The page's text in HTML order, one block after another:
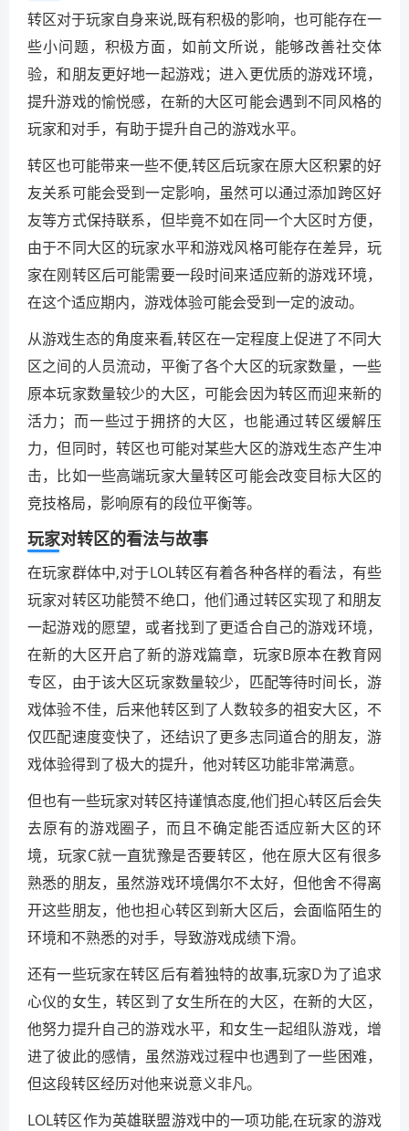
转区对于玩家自身来说,既有积极的影响，也可能存在一
些小问题，积极方面，如前文所说，能够改善社交体
验，和朋友更好地一起游戏；进入更优质的游戏环境，
提升游戏的愉悦感，在新的大区可能会遇到不同风格的
玩家和对手，有助于提升自己的游戏水平。
转区也可能带来一些不便,转区后玩家在原大区积累的好
友关系可能会受到一定影响，虽然可以通过添加跨区好
友等方式保持联系，但毕竟不如在同一个大区时方便，
由于不同大区的玩家水平和游戏风格可能存在差异，玩
家在刚转区后可能需要一段时间来适应新的游戏环境，
在这个适应期内，游戏体验可能会受到一定的波动。
从游戏生态的角度来看,转区在一定程度上促进了不同大
区之间的人员流动，平衡了各个大区的玩家数量，一些
原本玩家数量较少的大区，可能会因为转区而迎来新的
活力；而一些过于拥挤的大区，也能通过转区缓解压
力，但同时，转区也可能对某些大区的游戏生态产生冲
击，比如一些高端玩家大量转区可能会改变目标大区的
竞技格局，影响原有的段位平衡等。
玩家对转区的看法与故事
在玩家群体中,对于LOL转区有着各种各样的看法，有些
玩家对转区功能赞不绝口，他们通过转区实现了和朋友
一起游戏的愿望，或者找到了更适合自己的游戏环境，
在新的大区开启了新的游戏篇章，玩家B原本在教育网
专区，由于该大区玩家数量较少，匹配等待时间长，游
戏体验不佳，后来他转区到了人数较多的祖安大区，不
仅匹配速度变快了，还结识了更多志同道合的朋友，游
戏体验得到了极大的提升，他对转区功能非常满意。
但也有一些玩家对转区持谨慎态度,他们担心转区后会失
去原有的游戏圈子，而且不确定能否适应新大区的环
境，玩家C就一直犹豫是否要转区，他在原大区有很多
熟悉的朋友，虽然游戏环境偶尔不太好，但他舍不得离
开这些朋友，他也担心转区到新大区后，会面临陌生的
环境和不熟悉的对手，导致游戏成绩下滑。
还有一些玩家在转区后有着独特的故事,玩家D为了追求
心仪的女生，转区到了女生所在的大区，在新的大区，
他努力提升自己的游戏水平，和女生一起组队游戏，增
进了彼此的感情，虽然游戏过程中也遇到了一些困难，
但这段转区经历对他来说意义非凡。
LOL转区作为英雄联盟游戏中的一项功能,在玩家的游戏